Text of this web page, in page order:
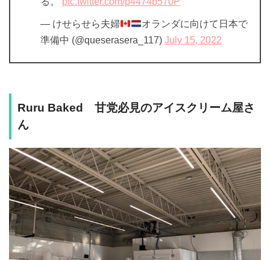
— けせらせら夫婦
オランダに向けて日本で
準備中 (@queserasera_117) July 15, 2022
Ruru Baked 甘党必見のアイスクリーム屋さ
ん